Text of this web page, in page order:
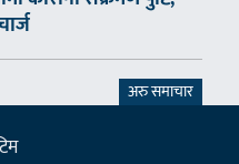
अरु समाचार